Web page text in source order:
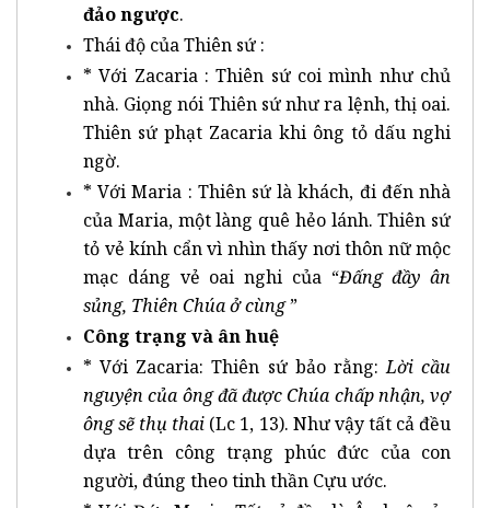
đảo ngược.
Thái độ của Thiên sứ :
* Với Zacaria : Thiên sứ coi mình như chủ
nhà. Giọng nói Thiên sứ như ra lệnh, thị oai.
Thiên sứ phạt Zacaria khi ông tỏ dấu nghi
ngờ.
* Với Maria : Thiên sứ là khách, đi đến nhà
của Maria, một làng quê hẻo lánh. Thiên sứ
tỏ vẻ kính cẩn vì nhìn thấy nơi thôn nữ mộc
mạc dáng vẻ oai nghi của “Đấng đầy ân
sủng, Thiên Chúa ở cùng”
Công trạng và ân huệ
* Với Zacaria: Thiên sứ bảo rằng:Lời cầu
nguyện của ông đã được Chúa chấp nhận, vợ
ông sẽ thụ thai (Lc 1, 13). Như vậy tất cả đều
dựa trên công trạng phúc đức của con
người, đúng theo tinh thần Cựu ước.